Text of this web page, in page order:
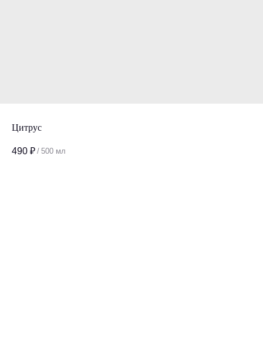
Цитрус
490 ₽ / 500 мл